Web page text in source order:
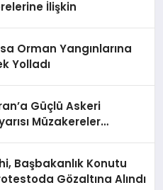
İlişkin
Orman Yangınlarına
Yolladı
Güçlü Askeri
Müzakereler
Başbakanlık Konutu
Gözaltına Alındı